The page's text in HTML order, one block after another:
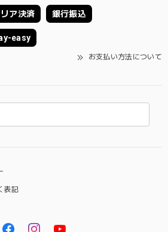
ア決済 銀行振込
easy
お支払い方法について
表記